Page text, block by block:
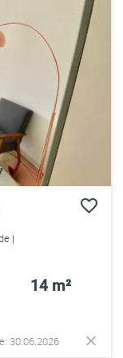
|
14 m²
30.06.2026